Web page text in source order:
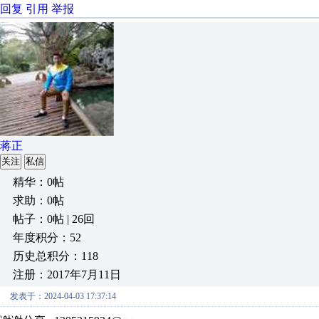
回复 引用 举报
蒋正
关注 私信
精华：0帖
求助：0帖
帖子：0帖 | 26回
年度积分：52
历史总积分：118
注册：2017年7月11日
发表于：2024-04-03 17:37:14